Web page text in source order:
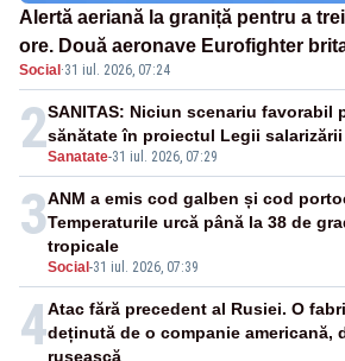
Alertă aeriană la graniță pentru a
ore. Două aeronave Eurofighter
ridicate de la sol
Social ·31 iul. 2026, 07:24
2Sanatate-31 iul. 2026, 07:29
SANITAS: Niciun scenariu favorabil
sănătate în proiectul Legii salarizării
3
Social -31 iul. 2026, 07:39
ANM a emis cod galben și cod
Temperaturile urcă până la 38 de
tropicale
4Atac fără precedent al Rusiei. O
deținută de o companie americană,
rusească